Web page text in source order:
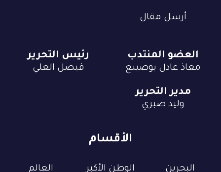
أرسل مقال
الأقسام
البحرين الوطن الأكبر العالم
العضو المنتدب
معاذ عادل بوصيبع
رئيس التحرير
فيصل العلي
مدير التحرير
وليد صبري